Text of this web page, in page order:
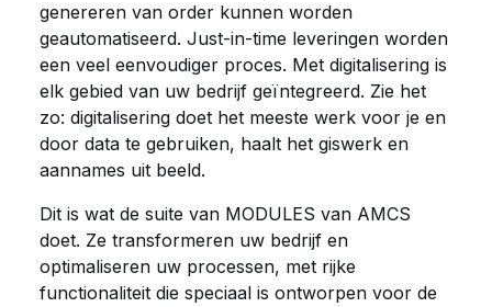
genereren van order kunnen worden
geautomatiseerd. Just-in-time leveringen worden
een veel eenvoudiger proces. Met digitalisering is
elk gebied van uw bedrijf geïntegreerd. Zie het
zo: digitalisering doet het meeste werk voor je en
door data te gebruiken, haalt het giswerk en
aannames uit beeld.
Dit is wat de suite van MODULES van AMCS
doet. Ze transformeren uw bedrijf en
optimaliseren uw processen, met rijke
functionaliteit die speciaal is ontworpen voor de